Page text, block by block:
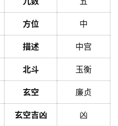
方位 中
描述 中宫
北斗 玉衡
玄空 廉贞
玄空吉凶 凶